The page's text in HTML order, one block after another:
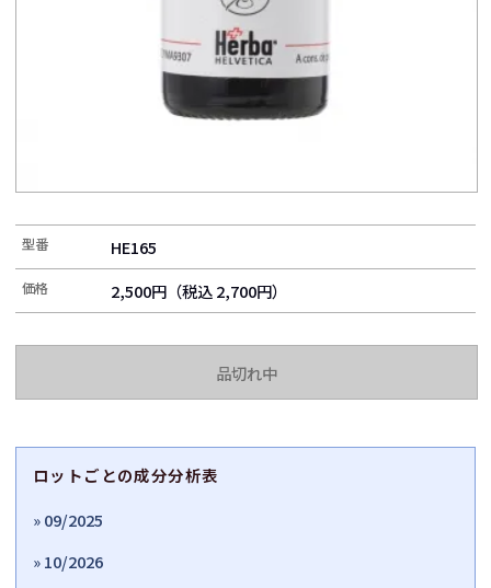
型番 HE165
価格 2,500円（税込 2,700円）
品切れ中
ロットごとの成分分析表
» 09/2025
» 10/2026